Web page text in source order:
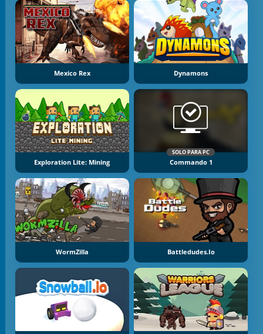
Mexico Rex Dynamons
Exploration Lite: Mining
SOLO PARA PC
Commando 1
WormZilla Battledudes.io